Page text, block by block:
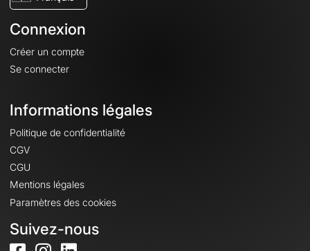
Connexion
Créer un compte
Se connecter
Informations légales
Politique de confidentialité
CGV
CGU
Mentions légales
Paramètres des cookies
Suivez-nous